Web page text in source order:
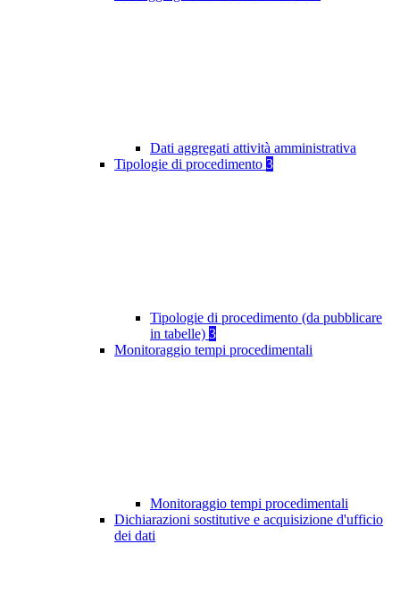
Dati aggregati attività amministrativa
Tipologie di procedimento 3
Tipologie di procedimento (da pubblicare
in tabelle) 3
Monitoraggio tempi procedimentali
Monitoraggio tempi procedimentali
Dichiarazioni sostitutive e acquisizione d'ufficio
dei dati